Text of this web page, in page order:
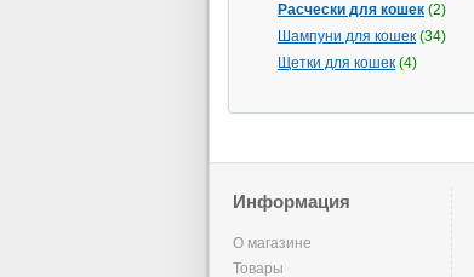
Расчески для кошек (2)
Шампуни для кошек (34)
Щетки для кошек (4)
Информация
О магазине
Товары